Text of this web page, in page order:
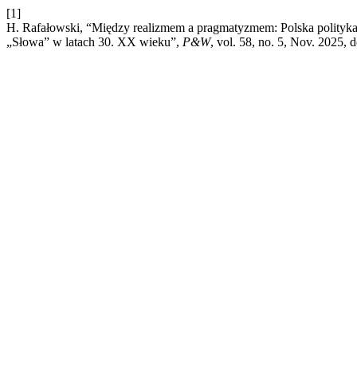
[1]
H. Rafałowski, “Między realizmem a pragmatyzmem: Polska
„Słowa” w latach 30. XX wieku”, P&W, vol. 58, no. 5, Nov. 2025,